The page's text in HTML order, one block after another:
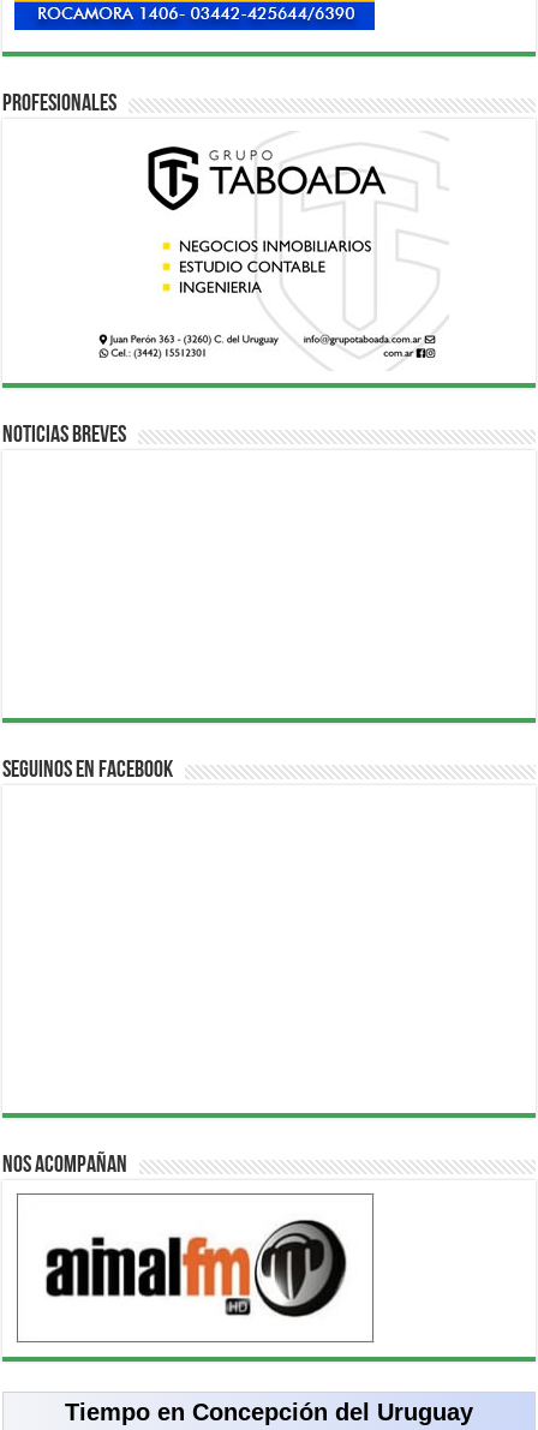
Profesionales
Noticias breves
Seguinos en Facebook
Nos acompañan
Tiempo en Concepción del Uruguay